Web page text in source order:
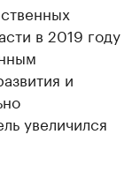
в 2019 году
и
увеличился